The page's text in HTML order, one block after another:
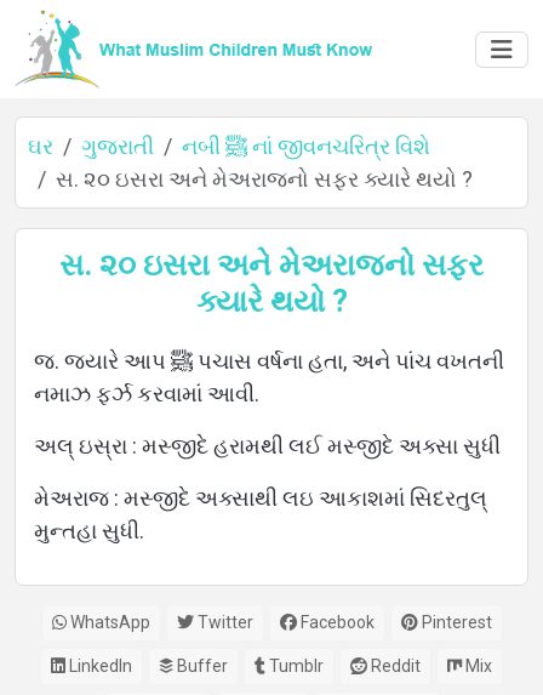
ઘર
ભાષાઓ
ઘર ગુજરાતી
નબી ﷺ નાં જીવનચરિત્ર વિશે
સ. ૨૦ ઇસરા અને મેઅરાજનો સફર ક્યારે થયો ?
સ. ૨૦ ઇસરા અને મેઅરાજનો સફર
ક્યારે થયો ?
જ. જ્યારે આપ ﷺ પચાસ વર્ષના હતા, અને પાંચ વખતની
નમાઝ ફર્ઝ કરવામાં આવી.
અલ્ ઇસ્રા : મસ્જીદે હરામથી લઈ મસ્જીદે અક્સા સુધી
મેઅરાજ : મસ્જીદે અક્સાથી લઇ આકાશમાં સિદરતુલ્
મુન્તહા સુધી.
WhatsApp Twitter Facebook Pinterest
LinkedIn Buffer Tumblr Reddit Mix